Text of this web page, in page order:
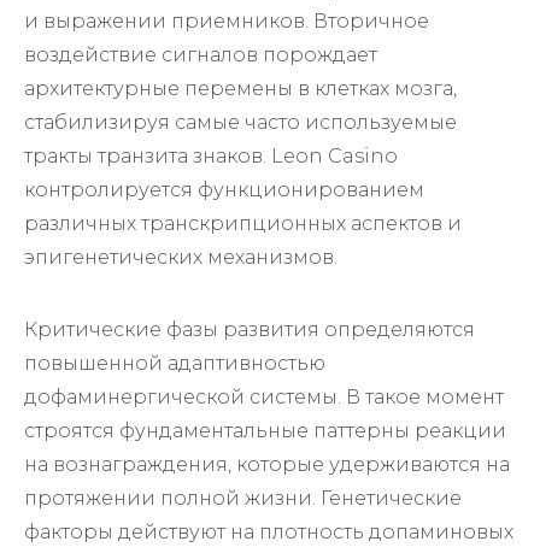
и выражении приемников. Вторичное
воздействие сигналов порождает
архитектурные перемены в клетках мозга,
стабилизируя самые часто используемые
тракты транзита знаков. Leon Casino
контролируется функционированием
различных транскрипционных аспектов и
эпигенетических механизмов.
Критические фазы развития определяются
повышенной адаптивностью
дофаминергической системы. В такое момент
строятся фундаментальные паттерны реакции
на вознаграждения, которые удерживаются на
протяжении полной жизни. Генетические
факторы действуют на плотность допаминовых